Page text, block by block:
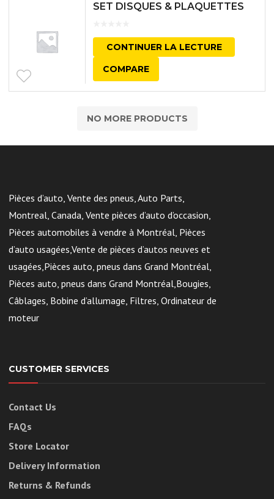
SET DISQUES & PLAQUETTES
CONTINUER LA LECTURE
COMPARE
NO MORE PRODUCTS
Pièces d’auto, Vente des pneus, Auto Parts,
Montreal, Canada, Vente pièces d’auto d’occasion,
Pièces automobiles à vendre à Montréal, Pièces
d’auto usagées,Vente de pièces d’autos neuves et
usagées,Pièces auto, pneus dans Grand Montréal,
Pièces auto, pneus dans Grand Montréal,Bougies,
Câblages, Bobine d’allumage, Filtres, Ordinateur de
moteur
CUSTOMER SERVICES
Contact Us
FAQs
Store Locator
Delivery Information
Returns & Refunds